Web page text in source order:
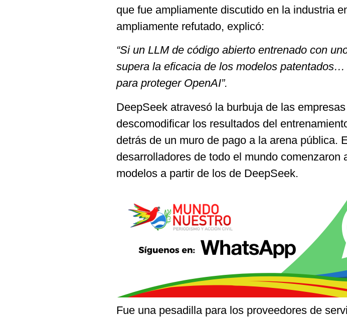
que fue ampliamente discutido en la industria
ampliamente refutado, explicó:
“Si un LLM de código abierto entrenado con
supera la eficacia de los modelos
para proteger OpenAI”.
DeepSeek atravesó la burbuja de las
descomodificar los resultados del
detrás de un muro de pago a la arena pública.
desarrolladores de todo el mundo comenzaron
modelos a partir de los de DeepSeek.
Fue una pesadilla para los proveedores de